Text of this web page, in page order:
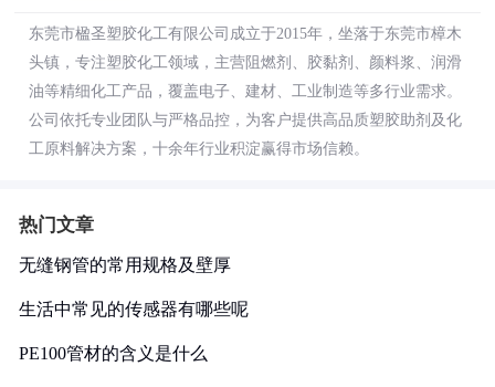
东莞市楹圣塑胶化工有限公司成立于2015年，坐落于东莞市樟木
头镇，专注塑胶化工领域，主营阻燃剂、胶黏剂、颜料浆、润滑
油等精细化工产品，覆盖电子、建材、工业制造等多行业需求。
公司依托专业团队与严格品控，为客户提供高品质塑胶助剂及化
工原料解决方案，十余年行业积淀赢得市场信赖。
热门文章
无缝钢管的常用规格及壁厚
生活中常见的传感器有哪些呢
PE100管材的含义是什么